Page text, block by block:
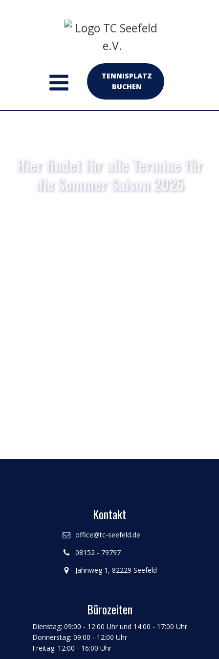
TENNISPLATZ
BUCHEN
Hier findet Ihr alle Termine für
die Sommer Saison 2025
Kontakt
office@tc-seefeld.de
08152 - 79797
Jahnweg 1, 82229 Seefeld
Bürozeiten
Dienstag: 09:00 - 12:00 Uhr und 14:00 - 17:00 Uhr
Donnerstag: 09:00 - 12:00 Uhr
Freitag: 12:00 - 16:00 Uhr